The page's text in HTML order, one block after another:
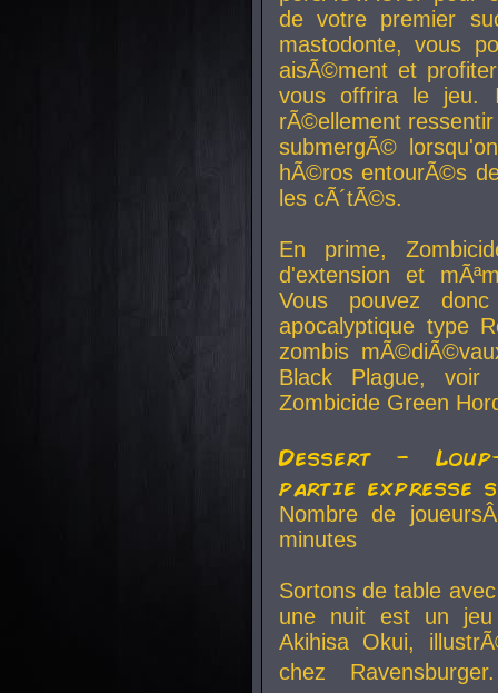
de votre premier
mastodonte, vous
aisÃ©ment et
vous offrira le jeu.
rÃ©ellement
submergÃ©
hÃ©ros entourÃ©s
les cÃ´tÃ©s.
En prime,
d'extension et
Vous pouvez
apocalyptique type
zombis
Black Plague,
Zombicide Green
Dessert -
partie expresse
Nombre de
minutes
Sortons de table
une nuit est un
Akihisa Okui,
chez